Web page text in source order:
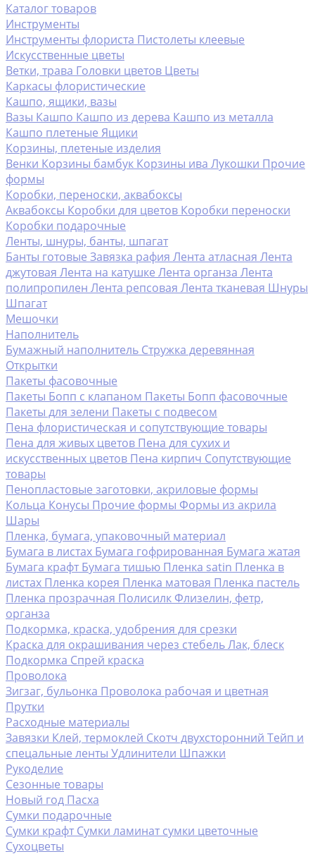
Каталог товаров
Инструменты
Инструменты флориста Пистолеты клеевые
Искусственные цветы
Ветки, трава Головки цветов Цветы
Каркасы флористические
Кашпо, ящики, вазы
Вазы Кашпо Кашпо из дерева Кашпо из металла
Кашпо плетеные Ящики
Корзины, плетеные изделия
Венки Корзины бамбук Корзины ива Лукошки Прочие
формы
Коробки, переноски, аквабоксы
Аквабоксы Коробки для цветов Коробки переноски
Коробки подарочные
Ленты, шнуры, банты, шпагат
Банты готовые Завязка рафия Лента атласная Лента
джутовая Лента на катушке Лента органза Лента
полипропилен Лента репсовая Лента тканевая Шнуры
Шпагат
Мешочки
Наполнитель
Бумажный наполнитель Стружка деревянная
Открытки
Пакеты фасовочные
Пакеты Бопп с клапаном Пакеты Бопп фасовочные
Пакеты для зелени Пакеты с подвесом
Пена флористическая и сопутствующие товары
Пена для живых цветов Пена для сухих и
искусственных цветов Пена кирпич Сопутствующие
товары
Пенопластовые заготовки, акриловые формы
Кольца Конусы Прочие формы Формы из акрила
Шары
Пленка, бумага, упаковочный материал
Бумага в листах Бумага гофрированная Бумага жатая
Бумага крафт Бумага тишью Пленка satin Пленка в
листах Пленка корея Пленка матовая Пленка пастель
Пленка прозрачная Полисилк Флизелин, фетр,
органза
Подкормка, краска, удобрения для срезки
Краска для окрашивания через стебельЛак, блеск
Подкормка Спрей краска
Проволока
Зигзаг, бульонка Проволока рабочая и цветная
Прутки
Расходные материалы
Завязки Клей, термоклей Скотч двухсторонний Тейп и
спецальные ленты Удлинители Шпажки
Рукоделие
Сезонные товары
Новый год Пасха
Сумки подарочные
Сумки крафт Сумки ламинат сумки цветочные
Сухоцветы